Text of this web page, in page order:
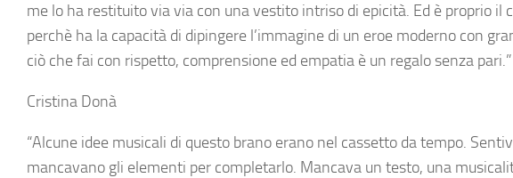
me lo ha restituito via via con una vestito intriso di epicità. Ed è proprio il
perchè ha la capacità di dipingere l’immagine di un eroe moderno con
ciò che fai con rispetto, comprensione ed empatia è un regalo senza pari.”
Cristina Donà
“Alcune idee musicali di questo brano erano nel cassetto da tempo.
mancavano gli elementi per completarlo. Mancava un testo, una